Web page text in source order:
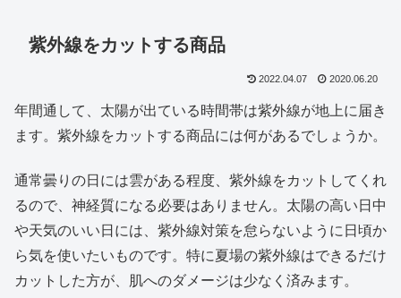
紫外線をカットする商品
2022.04.07 2020.06.20
年間通して、太陽が出ている時間帯は紫外線が地上に届き
ます。紫外線をカットする商品には何があるでしょうか。
通常曇りの日には雲がある程度、紫外線をカットしてくれ
るので、神経質になる必要はありません。太陽の高い日中
や天気のいい日には、紫外線対策を怠らないように日頃か
ら気を使いたいものです。特に夏場の紫外線はできるだけ
カットした方が、肌へのダメージは少なく済みます。